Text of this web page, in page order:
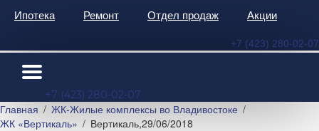
Ипотека Ремонт Отдел продаж Акции
+7 (423) 280-02-07
+7 (423) 280-02-07
Главная
ЖК-Жилые комплексы во Владивостоке
ЖК «Вертикаль»
Вертикаль,29/06/2018